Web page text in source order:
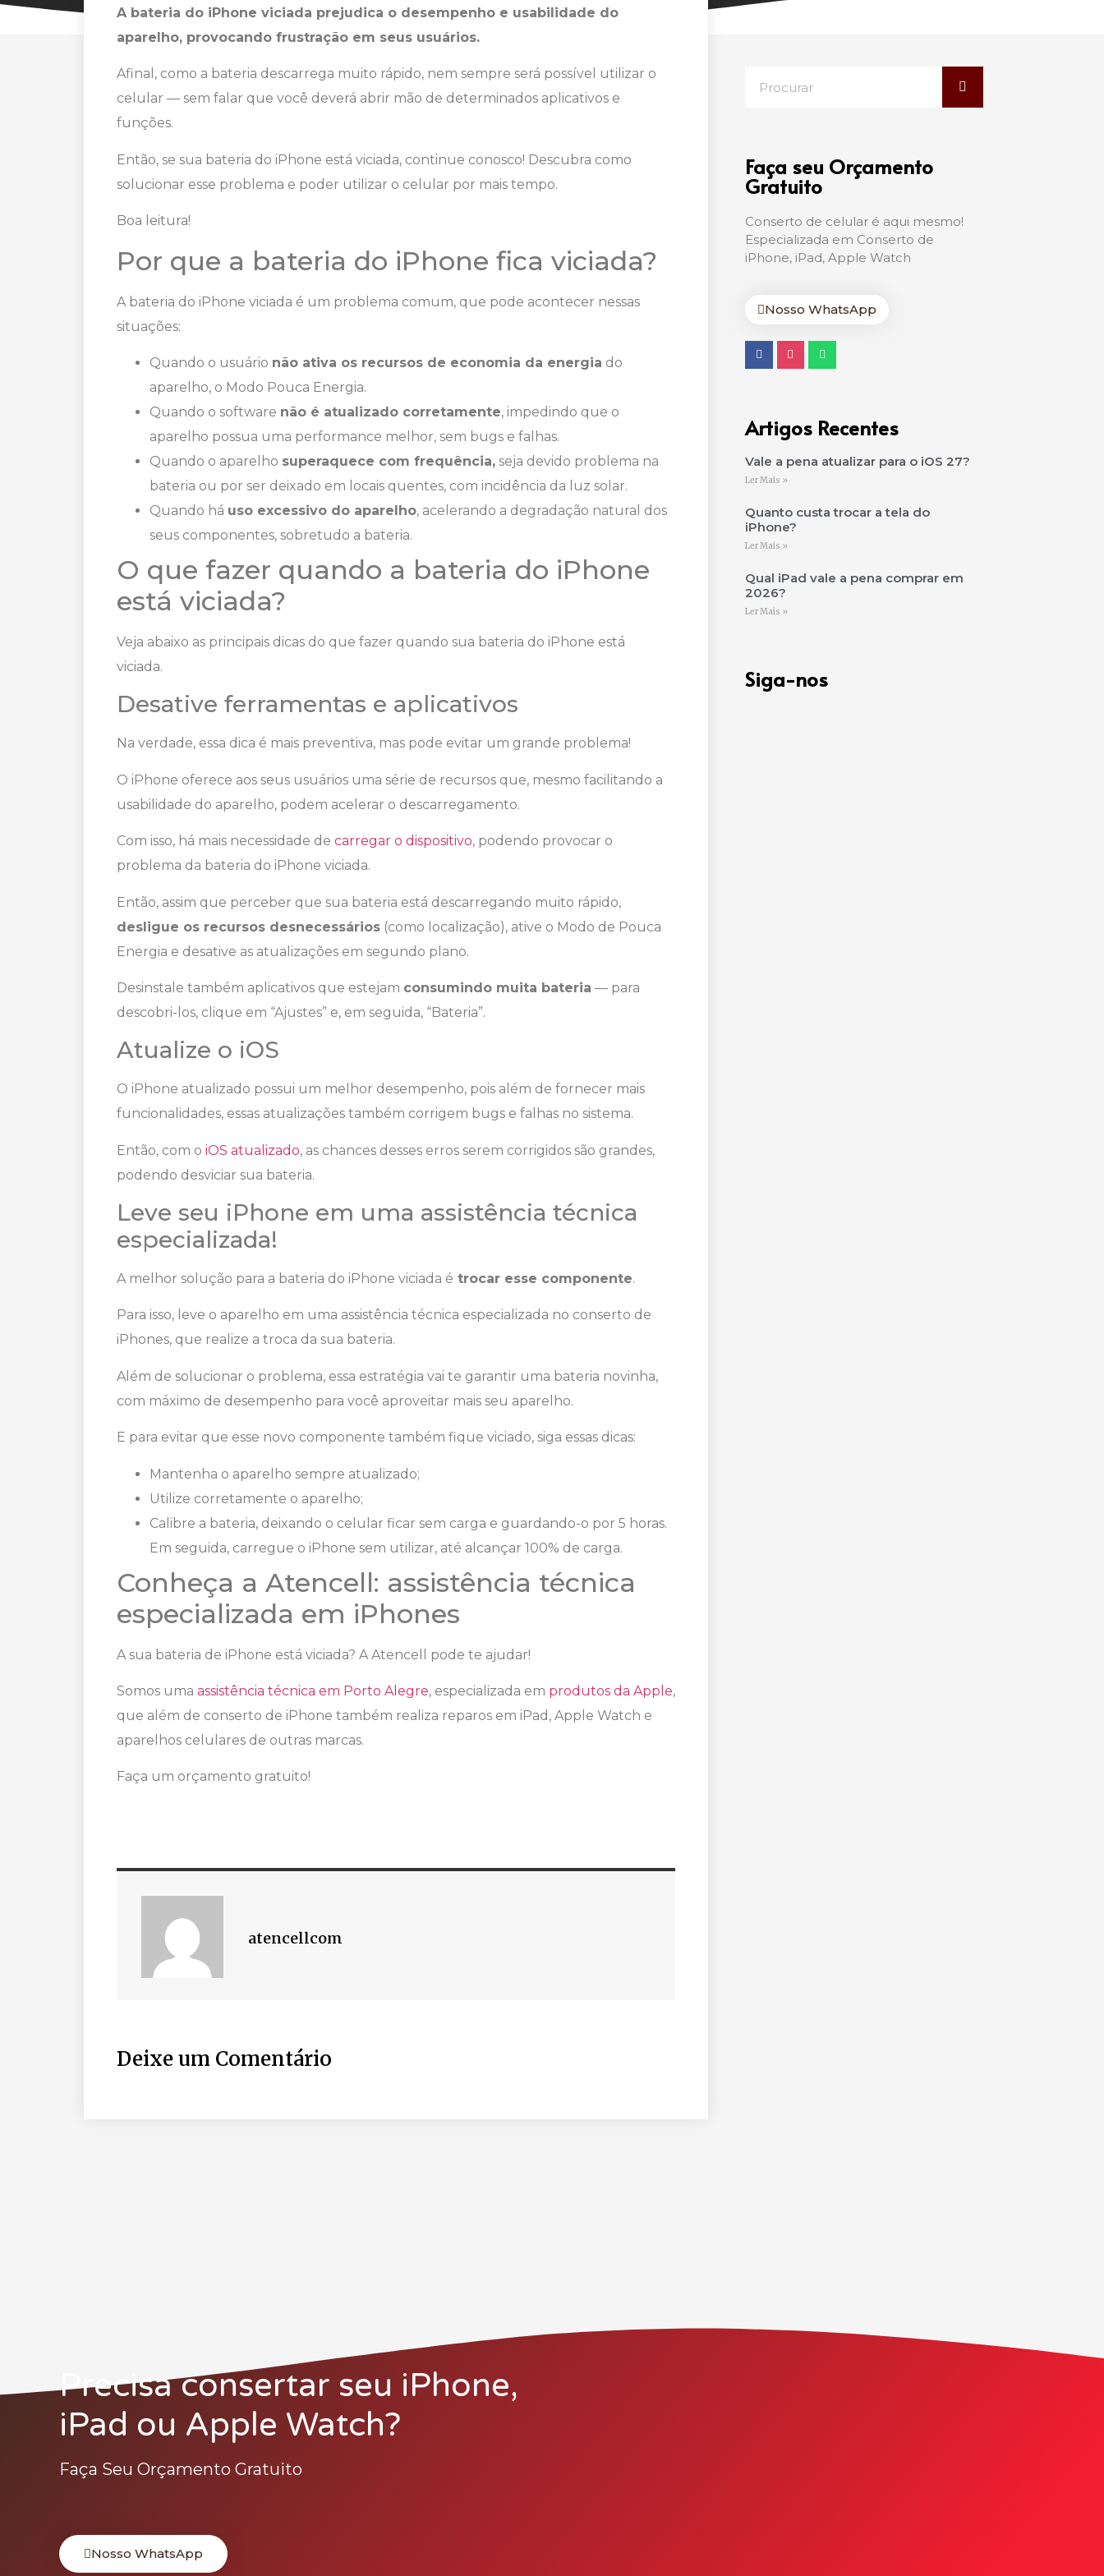
A bateria do iPhone viciada prejudica o desempenho e usabilidade do
aparelho, provocando frustração em seus usuários.
Afinal, como a bateria descarrega muito rápido, nem sempre será possível utilizar o
celular — sem falar que você deverá abrir mão de determinados aplicativos e
funções.
Então, se sua bateria do iPhone está viciada, continue conosco! Descubra como
solucionar esse problema e poder utilizar o celular por mais tempo.
Boa leitura!
Por que a bateria do iPhone fica viciada?
A bateria do iPhone viciada é um problema comum, que pode acontecer nessas
situações:
Quando o usuário não ativa os recursos de economia da energia do
aparelho, o Modo Pouca Energia.
Quando o software não é atualizado corretamente, impedindo que o
aparelho possua uma performance melhor, sem bugs e falhas.
Quando o aparelho superaquece com frequência, seja devido problema na
bateria ou por ser deixado em locais quentes, com incidência da luz solar.
Quando há uso excessivo do aparelho, acelerando a degradação natural dos
seus componentes, sobretudo a bateria.
O que fazer quando a bateria do iPhone
está viciada?
Veja abaixo as principais dicas do que fazer quando sua bateria do iPhone está
viciada.
Desative ferramentas e aplicativos
Na verdade, essa dica é mais preventiva, mas pode evitar um grande problema!
O iPhone oferece aos seus usuários uma série de recursos que, mesmo facilitando a
usabilidade do aparelho, podem acelerar o descarregamento.
Com isso, há mais necessidade de carregar o dispositivo, podendo provocar o
problema da bateria do iPhone viciada.
Então, assim que perceber que sua bateria está descarregando muito rápido,
desligue os recursos desnecessários (como localização), ative o Modo de Pouca
Energia e desative as atualizações em segundo plano.
Desinstale também aplicativos que estejam consumindo muita bateria — para
descobri-los, clique em “Ajustes” e, em seguida, “Bateria”.
Atualize o iOS
O iPhone atualizado possui um melhor desempenho, pois além de fornecer mais
funcionalidades, essas atualizações também corrigem bugs e falhas no sistema.
Então, com o iOS atualizado, as chances desses erros serem corrigidos são grandes,
podendo desviciar sua bateria.
Leve seu iPhone em uma assistência técnica
especializada!
A melhor solução para a bateria do iPhone viciada é trocar esse componente.
Para isso, leve o aparelho em uma assistência técnica especializada no conserto de
iPhones, que realize a troca da sua bateria.
Além de solucionar o problema, essa estratégia vai te garantir uma bateria novinha,
com máximo de desempenho para você aproveitar mais seu aparelho.
E para evitar que esse novo componente também fique viciado, siga essas dicas:
Mantenha o aparelho sempre atualizado;
Utilize corretamente o aparelho;
Calibre a bateria, deixando o celular ficar sem carga e guardando-o por 5 horas.
Em seguida, carregue o iPhone sem utilizar, até alcançar 100% de carga.
Conheça a Atencell: assistência técnica
especializada em iPhones
A sua bateria de iPhone está viciada? A Atencell pode te ajudar!
Somos uma assistência técnica em Porto Alegre, especializada em produtos da Apple,
que além de conserto de iPhone também realiza reparos em iPad, Apple Watch e
aparelhos celulares de outras marcas.
Faça um orçamento gratuito!
atencellcom
Deixe um Comentário
Faça seu Orçamento
Gratuito
Conserto de celular é aqui mesmo!
Especializada em Conserto de
iPhone, iPad, Apple Watch
Nosso WhatsApp
Artigos Recentes
Vale a pena atualizar para o iOS 27?
Ler Mais »
Quanto custa trocar a tela do
iPhone?
Ler Mais »
Qual iPad vale a pena comprar em
2026?
Ler Mais »
Siga-nos
Precisa consertar seu iPhone,
iPad ou Apple Watch?
Faça Seu Orçamento Gratuito
Nosso WhatsApp